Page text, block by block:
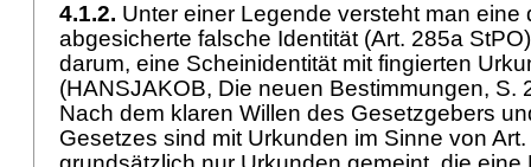
4.1.2. Unter einer Legende versteht man eine
abgesicherte falsche Identität (Art. 285a StPO
darum, eine Scheinidentität mit fingierten
(HANSJAKOB, Die neuen Bestimmungen, S.
Nach dem klaren Willen des Gesetzgebers
Gesetzes sind mit Urkunden im Sinne von